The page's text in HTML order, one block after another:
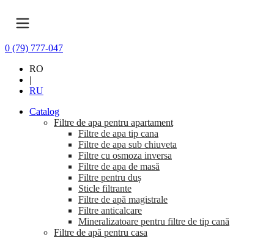
0 (79) 777-047
RO
|
RU
Catalog
Filtre de apa pentru apartament
Filtre de apa tip cana
Filtre de apa sub chiuveta
Filtre cu osmoza inversa
Filtre de apa de masă
Filtre pentru duș
Sticle filtrante
Filtre de apă magistrale
Filtre anticalcare
Mineralizatoare pentru filtre de tip cană
Filtre de apă pentru casa